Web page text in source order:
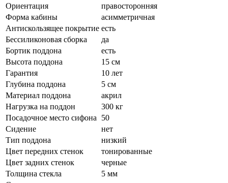
Ориентация
правосторонняя
Форма кабины
асимметричная
Антискользящее покрытие есть
Беcсиликоновая сборка
да
Бортик поддона
есть
Высота поддона
15 см
Гарантия
10 лет
Глубина поддона
5 см
Материал поддона
акрил
Нагрузка на поддон
300 кг
Посадочное место сифона
50
Сидение
нет
Тип поддона
низкий
Цвет передних стенок
тонированные
Цвет задних стенок
черные
Толщина стекла
5 мм